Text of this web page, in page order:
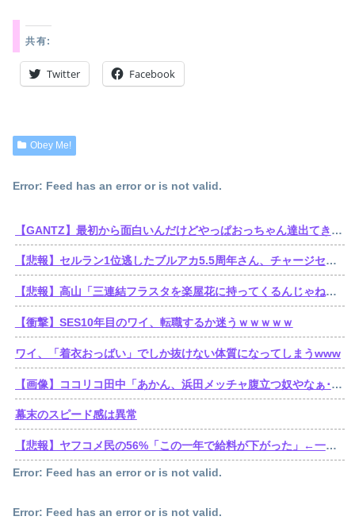
共有:
Twitter Facebook
Obey Me!
Error: Feed has an error or is not valid.
【GANTZ】最初から面白いんだけどやっぱおっちゃん達出てきてから加速しだすなって…
【悲報】セルラン1位逃したブルアカ5.5周年さん、チャージセンターを言い訳にするも他のソシャゲもチャージセンター在りきでセルラン1位取ってることを指摘される
【悲報】高山「三連結フラスタを楽屋花に持ってくるんじゃねえぞ」学マスの三連結フラスタがシャニマスの注意書きで名指しされてしまう
【衝撃】SES10年目のワイ、転職するか迷うｗｗｗｗｗ
ワイ、「着衣おっばい」でしか抜けない体質になってしまうwww
【画像】ココリコ田中「あかん、浜田メッチャ腹立つ奴やなぁ･････････せや！」⇒！！
幕末のスピード感は異常
【悲報】ヤフコメ民の56%「この一年で給料が下がった」←一体どんな仕事してんだよこいつらwww
Error: Feed has an error or is not valid.
Error: Feed has an error or is not valid.